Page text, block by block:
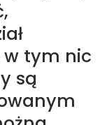
w tym nic
są